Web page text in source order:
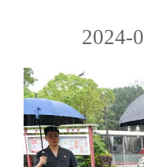
2024-